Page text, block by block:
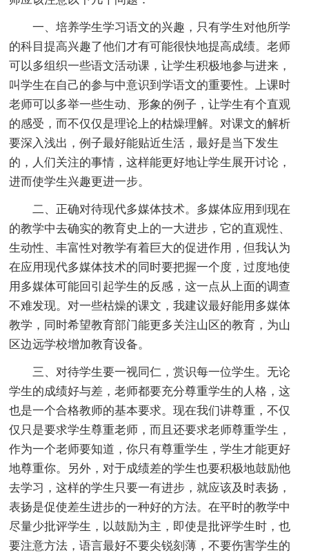
一、培养学生学习语文的兴趣，只有学生对他所学
的科目提高兴趣了他们才有可能很快地提高成绩。老师
可以多组织一些语文活动课，让学生积极地参与进来，
叫学生在自己的参与中意识到学语文的重要性。上课时
老师可以多举一些生动、形象的例子，让学生有个直观
的感受，而不仅仅是理论上的枯燥理解。对课文的解析
要深入浅出，例子最好能贴近生活，最好是当下发生
的，人们关注的事情，这样能更好地让学生展开讨论，
进而使学生兴趣更进一步。
二、正确对待现代多媒体技术。多媒体应用到现在
的教学中去确实的教育史上的一大进步，它的直观性、
生动性、丰富性对教学有着巨大的促进作用，但我认为
在应用现代多媒体技术的同时要把握一个度，过度地使
用多媒体可能回引起学生的反感，这一点从上面的调查
不难发现。对一些枯燥的课文，我建议最好能用多媒体
教学，同时希望教育部门能更多关注山区的教育，为山
区边远学校增加教育设备。
三、对待学生要一视同仁，赏识每一位学生。无论
学生的成绩好与差，老师都要充分尊重学生的人格，这
也是一个合格教师的基本要求。现在我们讲尊重，不仅
仅只是要求学生尊重老师，而且还要求老师尊重学生，
作为一个老师要知道，你只有尊重学生，学生才能更好
地尊重你。另外，对于成绩差的学生也要积极地鼓励他
去学习，这样的学生只要一有进步，就应该及时表扬，
表扬是促使差生进步的一种好的方法。在平时的教学中
尽量少批评学生，以鼓励为主，即使是批评学生时，也
要注意方法，语言最好不要尖锐刻薄，不要伤害学生的